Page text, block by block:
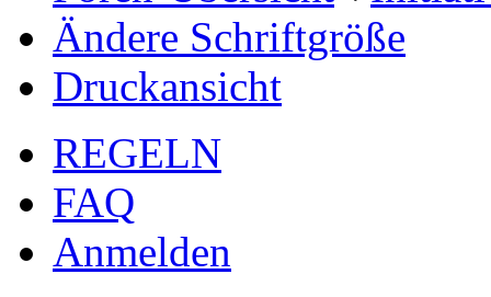
Ändere Schriftgröße
Druckansicht
REGELN
FAQ
Anmelden